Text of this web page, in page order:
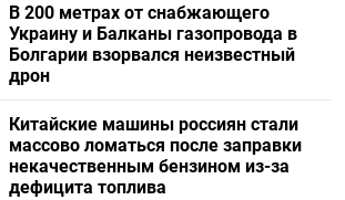
В 200 метрах от снабжающего
Украину и Балканы газопровода в
Болгарии взорвался неизвестный
дрон
Китайские машины россиян стали
массово ломаться после заправки
некачественным бензином из-за
дефицита топлива